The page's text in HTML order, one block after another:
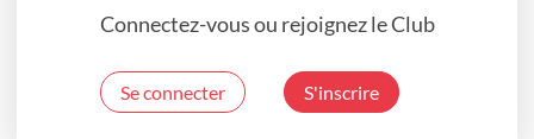
Connectez-vous ou rejoignez le Club
Se connecter S'inscrire